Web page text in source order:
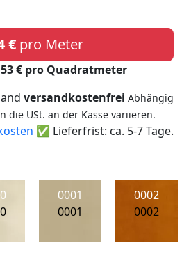
€pro Meter
€ pro Quadratmeter
versandkostenfrei Abhängig
die USt. an der Kasse variieren.
✅ Lieferfrist: ca. 5-7 Tage.
0001
0001
0002
0002